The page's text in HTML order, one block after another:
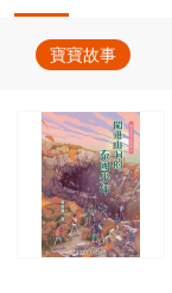
寶寶故事